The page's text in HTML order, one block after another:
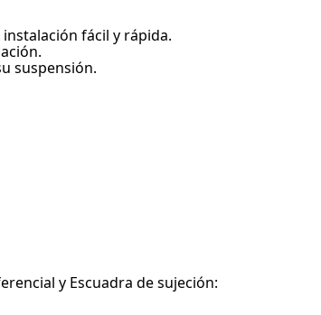
fácil y rápida.
suspensión.
y Escuadra de sujeción: